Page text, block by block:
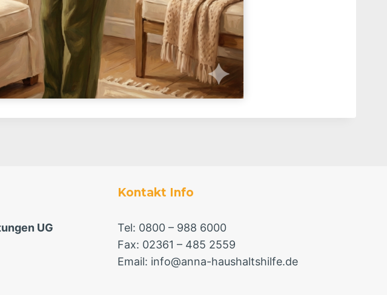
UG
Kontakt Info
Tel: 0800 – 988 6000
Fax: 02361 – 485 2559
Email: info@anna-haushaltshilfe.de